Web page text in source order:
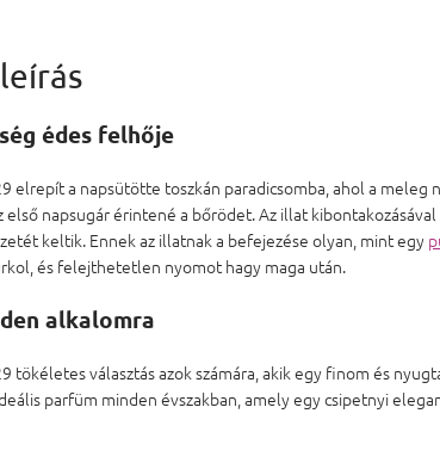
édes felhője
elrepít a napsütötte toszkán paradicsomba, ahol a
első napsugár érintené a bőrödet. Az illat kibontakozásával
keltik. Ennek az illatnak a befejezése olyan, mint egy
és felejthetetlen nyomot hagy maga után.
alkalomra
tökéletes választás azok számára, akik egy finom és
parfüm minden évszakban, amely egy csipetnyi